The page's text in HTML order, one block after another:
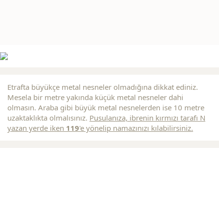
Etrafta büyükçe metal nesneler olmadığına dikkat ediniz.
Mesela bir metre yakında küçük metal nesneler dahi
olmasın. Araba gibi büyük metal nesnelerden ise 10 metre
uzaktaklıkta olmalısınız. Pusulanıza, ibrenin kırmızı tarafı N
yazan yerde iken 119'e yönelip namazınızı kılabilirsiniz.